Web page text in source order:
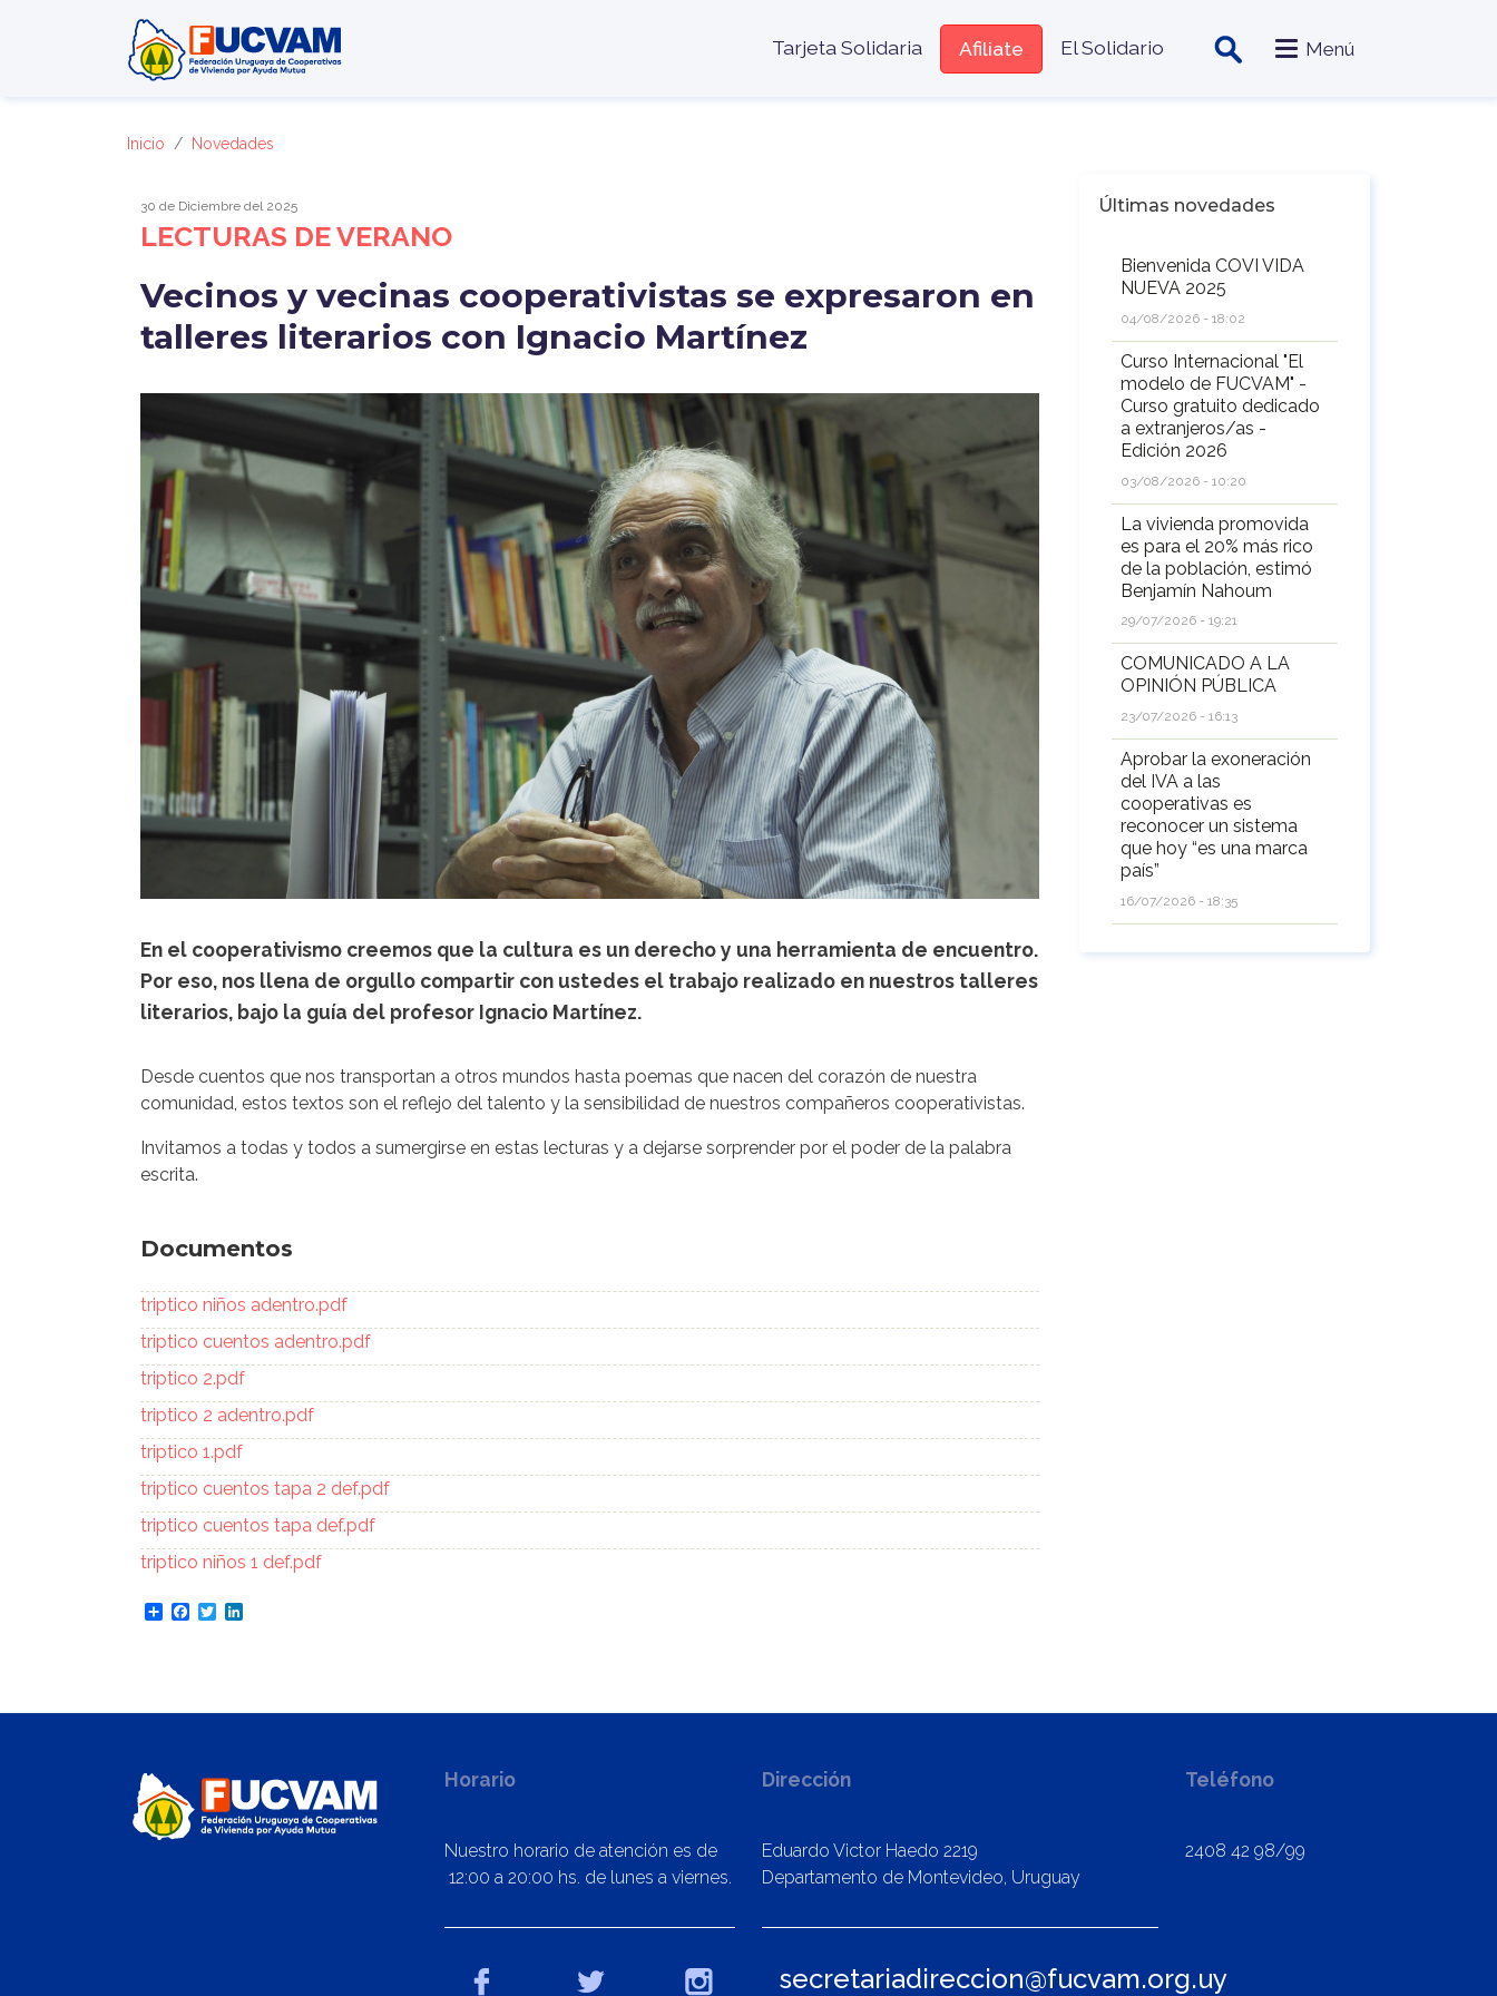
Menú encabezado
Tarjeta Solidaria Afiliate El Solidario Menú
Inicio Novedades
30 de Diciembre del 2025
LECTURAS DE VERANO
Vecinos y vecinas cooperativistas se expresaron en
talleres literarios con Ignacio Martínez
En el cooperativismo creemos que la cultura es un derecho y una herramienta de encuentro.
Por eso, nos llena de orgullo compartir con ustedes el trabajo realizado en nuestros talleres
literarios, bajo la guía del profesor Ignacio Martínez.
Desde cuentos que nos transportan a otros mundos hasta poemas que nacen del corazón de nuestra
comunidad, estos textos son el reflejo del talento y la sensibilidad de nuestros compañeros cooperativistas.
Invitamos a todas y todos a sumergirse en estas lecturas y a dejarse sorprender por el poder de la palabra
escrita.
Documentos
Documento
triptico niños adentro.pdf
Documento
triptico cuentos adentro.pdf
Documento
triptico 2.pdf
Documento
triptico 2 adentro.pdf
Documento
triptico 1.pdf
Documento
triptico cuentos tapa 2 def.pdf
Documento
triptico cuentos tapa def.pdf
Documento
triptico niños 1 def.pdf
ShareFacebook
Twitter
Últimas novedades
Bienvenida COVI VIDA
NUEVA 2025
04/08/2026 - 18:02
Curso Internacional "El
modelo de FUCVAM" -
Curso gratuito dedicado
a extranjeros/as -
Edición 2026
03/08/2026 - 10:20
La vivienda promovida
es para el 20% más rico
de la población, estimó
Benjamín Nahoum
29/07/2026 - 19:21
COMUNICADO A LA
OPINIÓN PÚBLICA
23/07/2026 - 16:13
Aprobar la exoneración
del IVA a las
cooperativas es
reconocer un sistema
que hoy “es una marca
país”
16/07/2026 - 18:35
Horario
Nuestro horario de atención es de
12:00 a 20:00 hs. de lunes a viernes.
Dirección
Eduardo Victor Haedo 2219
Departamento de Montevideo, Uruguay
secretariadireccion@fucvam.org.uy
Teléfono
2408 42 98/99